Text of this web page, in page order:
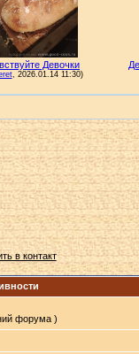
в контакт
форума )